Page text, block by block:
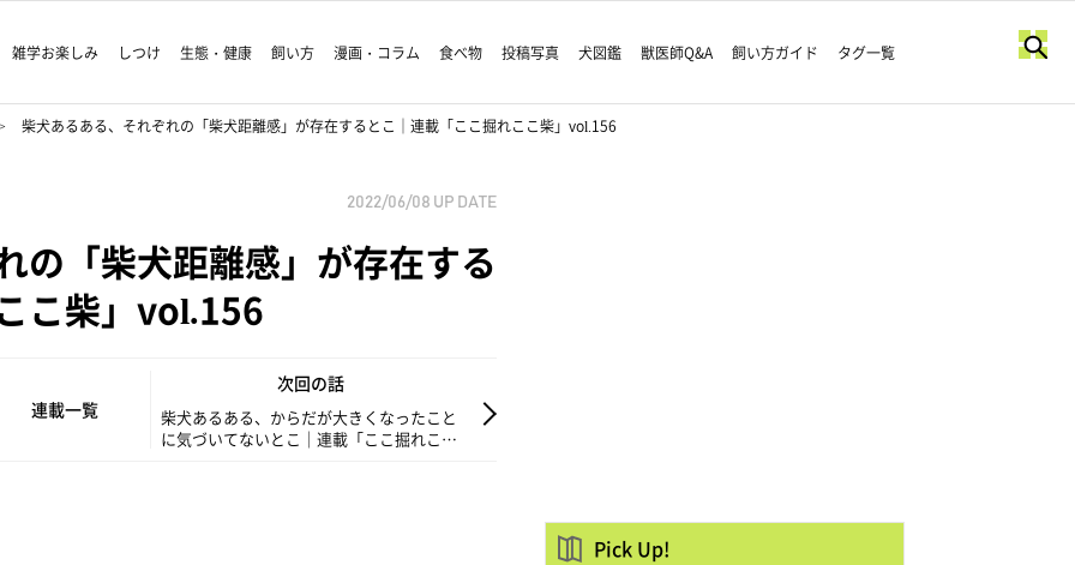
雑学お楽しみ しつけ 生態・健康 飼い方 漫画・コラム 食べ物 投稿写真 犬図鑑 獣医師Q&A 飼い方ガイド タグ一覧
柴犬あるある、それぞれの「柴犬距離感」が存在するとこ｜連載「ここ掘れここ柴」vol.156
2022/06/08 UP DATE
の「柴犬距離感」が存在する
こ柴」vol.156
連載一覧
次回の話
柴犬あるある、からだが大きくなったこと
に気づいてないとこ｜連載「ここ掘れここ
Pick Up!